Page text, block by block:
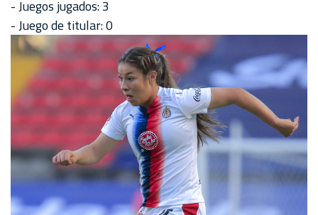
- Juegos jugados: 3
- Juego de titular: 0